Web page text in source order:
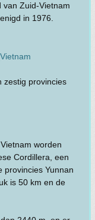
van Zuid-Vietnam
in 1976.
zestig provincies
worden
Cordillera, een
provincies Yunnan
is 50 km en de